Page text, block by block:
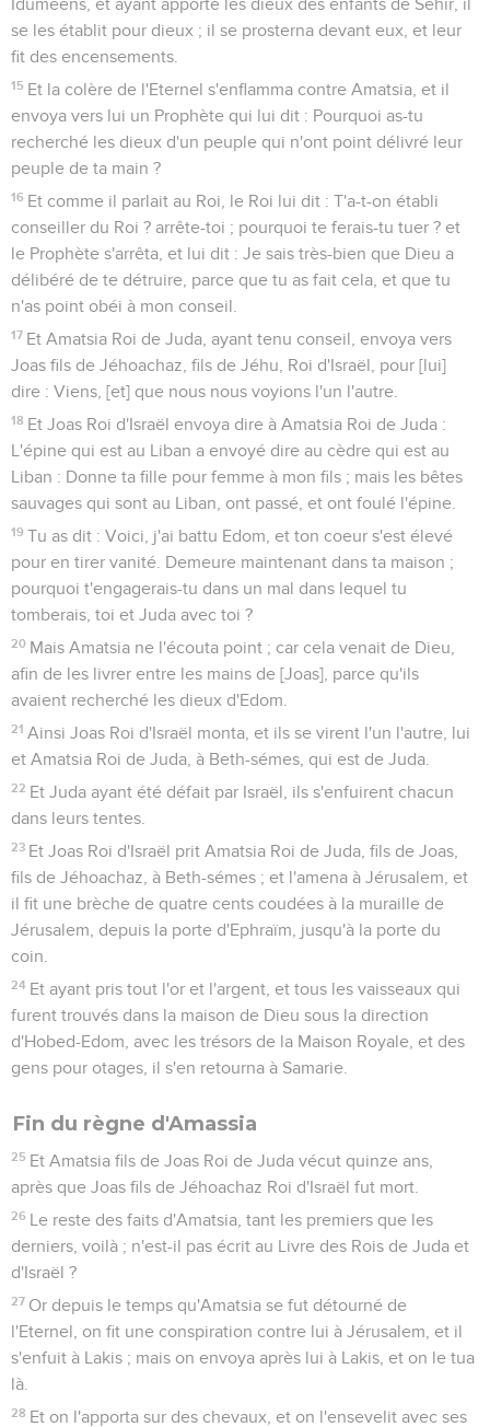
Iduméens, et ayant apporté les dieux des enfants de Séhir, il
se les établit pour dieux ; il se prosterna devant eux, et leur
fit des encensements.
15 Et la colère de l'Eternel s'enflamma contre Amatsia, et il
envoya vers lui un Prophète qui lui dit : Pourquoi as-tu
recherché les dieux d'un peuple qui n'ont point délivré leur
peuple de ta main ?
16 Et comme il parlait au Roi, le Roi lui dit : T'a-t-on établi
conseiller du Roi ? arrête-toi ; pourquoi te ferais-tu tuer ? et
le Prophète s'arrêta, et lui dit : Je sais très-bien que Dieu a
délibéré de te détruire, parce que tu as fait cela, et que tu
n'as point obéi à mon conseil.
17 Et Amatsia Roi de Juda, ayant tenu conseil, envoya vers
Joas fils de Jéhoachaz, fils de Jéhu, Roi d'Israël, pour [lui]
dire : Viens, [et] que nous nous voyions l'un l'autre.
18 Et Joas Roi d'Israël envoya dire à Amatsia Roi de Juda :
L'épine qui est au Liban a envoyé dire au cèdre qui est au
Liban : Donne ta fille pour femme à mon fils ; mais les bêtes
sauvages qui sont au Liban, ont passé, et ont foulé l'épine.
19 Tu as dit : Voici, j'ai battu Edom, et ton coeur s'est élevé
pour en tirer vanité. Demeure maintenant dans ta maison ;
pourquoi t'engagerais-tu dans un mal dans lequel tu
tomberais, toi et Juda avec toi ?
20 Mais Amatsia ne l'écouta point ; car cela venait de Dieu,
afin de les livrer entre les mains de [Joas], parce qu'ils
avaient recherché les dieux d'Edom.
21 Ainsi Joas Roi d'Israël monta, et ils se virent l'un l'autre, lui
et Amatsia Roi de Juda, à Beth-sémes, qui est de Juda.
22 Et Juda ayant été défait par Israël, ils s'enfuirent chacun
dans leurs tentes.
23 Et Joas Roi d'Israël prit Amatsia Roi de Juda, fils de Joas,
fils de Jéhoachaz, à Beth-sémes ; et l'amena à Jérusalem, et
il fit une brèche de quatre cents coudées à la muraille de
Jérusalem, depuis la porte d'Ephraïm, jusqu'à la porte du
coin.
24 Et ayant pris tout l'or et l'argent, et tous les vaisseaux qui
furent trouvés dans la maison de Dieu sous la direction
d'Hobed-Edom, avec les trésors de la Maison Royale, et des
gens pour otages, il s'en retourna à Samarie.
Fin du règne d'Amassia
25 Et Amatsia fils de Joas Roi de Juda vécut quinze ans,
après que Joas fils de Jéhoachaz Roi d'Israël fut mort.
26 Le reste des faits d'Amatsia, tant les premiers que les
derniers, voilà ; n'est-il pas écrit au Livre des Rois de Juda et
d'Israël ?
27 Or depuis le temps qu'Amatsia se fut détourné de
l'Eternel, on fit une conspiration contre lui à Jérusalem, et il
s'enfuit à Lakis ; mais on envoya après lui à Lakis, et on le tua
là.
28 Et on l'apporta sur des chevaux, et on l'ensevelit avec ses